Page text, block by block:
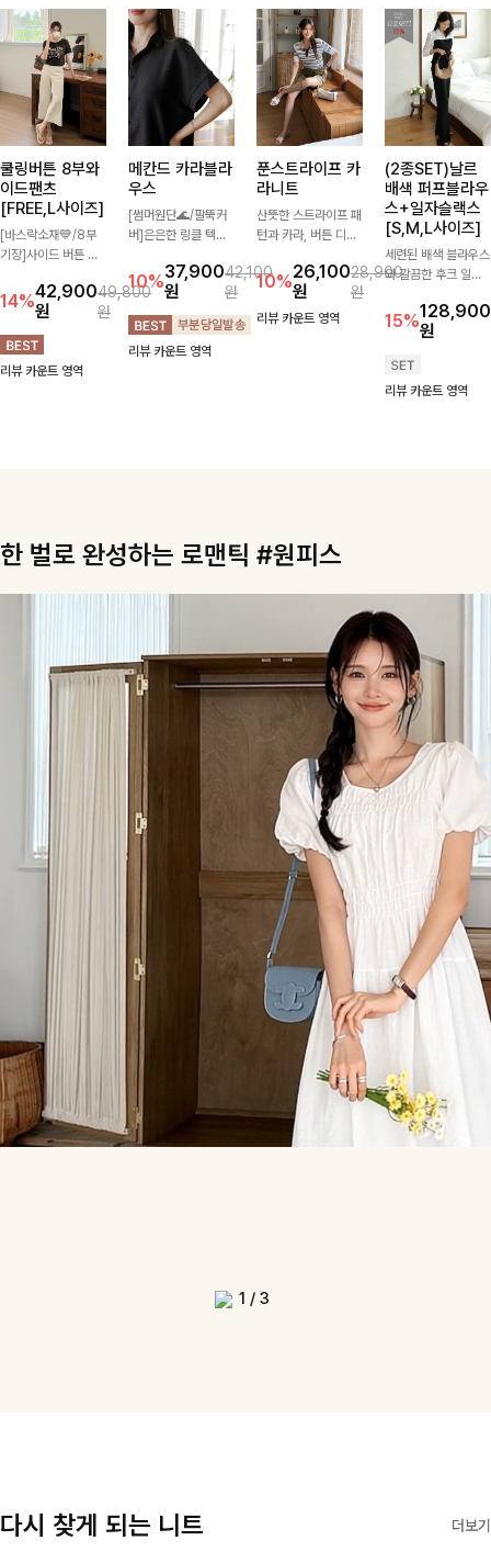
쿨링버튼 8부와
이드팬츠
[FREE,L사이즈]
[바스락소재💙/8부
기장]사이드 버튼 디
가 되어주는 와이드
팬츠입니다. 여유롭게
떨어지는 실루엣과 가
볍게 바스락거리는 소
재감으로 시원하고 편
14%42,900
원
49,800
원
리뷰 카운트 영역
메칸드 카라블라
우스
[썸머원단🌊/팔뚝커
버]은은한 링클 텍스
이 만나 내추럴하면서
도 세련된 무드를 연
출해주는 블라우스-
데일리룩부터 출근룩
까지 다양하게 활용하
10%37,900
원
42,100
원
리뷰 카운트 영역
푼스트라이프 카
라니트
산뜻한 스트라이프 패
턴과 카라, 버튼 디테
면서도 세련된 무드를
완성해주는 니트 🤍
부드럽고 가벼운 착용
10%26,100
원
28,900
원
리뷰 카운트 영역
(2종SET)날르
배색 퍼프블라우
스+일자슬랙스
[S,M,L사이즈]
세련된 배색 블라우스
와 깔끔한 후크 일자
세트입니다. 허리 라
인을 자연스럽게 살려
일자핏 슬랙스가 만나
단정하면서도 고급스
15%128,900
원
리뷰 카운트 영역
한 벌로 완성하는 로맨틱 #원피스
1 / 3
다시 찾게 되는 니트 더보기